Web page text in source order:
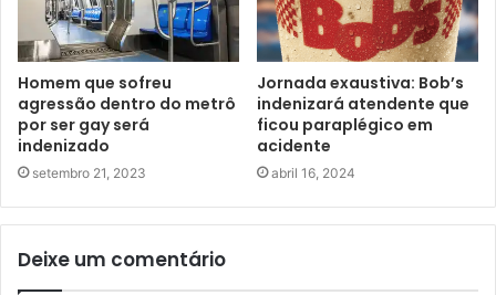
Homem que sofreu
agressão dentro do metrô
por ser gay será
indenizado
setembro 21, 2023
Jornada exaustiva: Bob’s
indenizará atendente que
ficou paraplégico em
acidente
abril 16, 2024
Deixe um comentário